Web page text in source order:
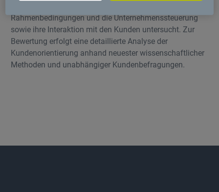
Rahmenbedingungen und die Unternehmenssteuerung
sowie ihre Interaktion mit den Kunden untersucht. Zur
Bewertung erfolgt eine detaillierte Analyse der
Kundenorientierung anhand neuester wissenschaftlicher
Methoden und unabhängiger Kundenbefragungen.